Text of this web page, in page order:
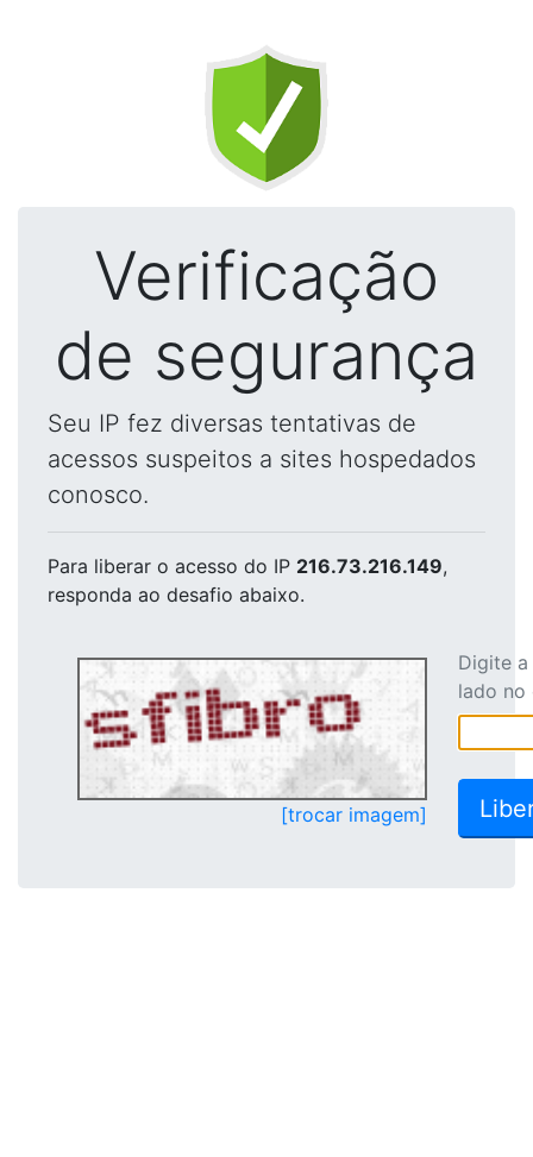
Verificação
de segurança
Seu IP fez diversas tentativas de
acessos suspeitos a sites hospedados
conosco.
Para liberar o acesso do IP 216.73.216.149,
responda ao desafio abaixo.
[trocar imagem]
Digite
lado no